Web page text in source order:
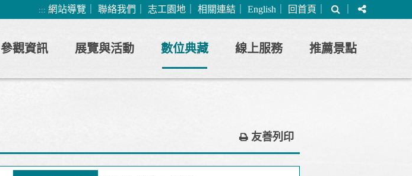
::: 網站導覽 聯絡我們 志工園地 相關連結 English 回首頁
尋
分
享
參觀資訊 展覽與活動 數位典藏 線上服務 推薦景點
友善列印